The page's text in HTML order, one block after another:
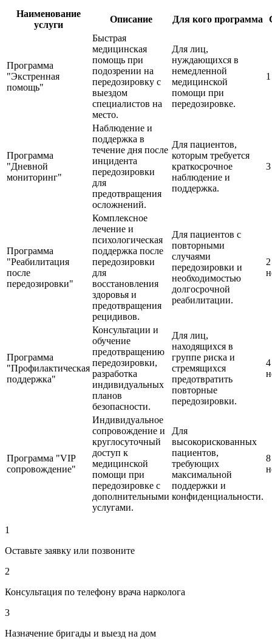
Наименование
услуги
Описание Для кого программа
Программа
"Экстренная
помощь"
Быстрая
медицинская
помощь при
подозрении на
передозировку с
выездом
специалистов на
место.
Для лиц,
нуждающихся в
немедленной
медицинской
помощи при
передозировке.
Программа
"Дневной
мониторинг"
Наблюдение и
поддержка в
течение дня после
инцидента
передозировки
для
предотвращения
осложнений.
Для пациентов,
которым требуется
краткосрочное
наблюдение и
поддержка.
Программа
"Реабилитация
после
передозировки"
Комплексное
лечение и
психологическая
поддержка после
передозировки
для
восстановления
здоровья и
предотвращения
рецидивов.
Для пациентов с
повторными
случаями
передозировки и
необходимостью
долгосрочной
реабилитации.
2
Программа
"Профилактическая
поддержка"
Консультации и
обучение
предотвращению
передозировки,
разработка
индивидуальных
планов
безопасности.
Для лиц,
находящихся в
группе риска и
стремящихся
предотвратить
повторные
передозировки.
4
Программа "VIP
сопровождение"
Индивидуальное
сопровождение и
круглосуточный
доступ к
медицинской
помощи при
передозировке с
дополнительными
услугами.
Для
высокорискованных
пациентов,
требующих
максимальной
поддержки и
конфиденциальности.
8
1
Оставьте заявку или позвоните
2
Консультация по телефону врача нарколога
3
Назначение бригады и выезд на дом